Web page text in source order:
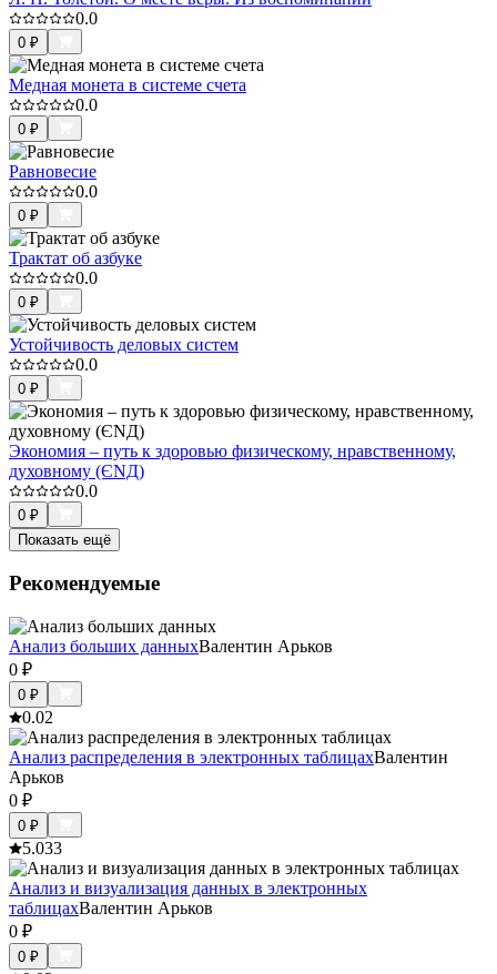
0.0
0 ₽
Медная монета в системе счета
0.0
0 ₽
Равновесие
0.0
0 ₽
Трактат об азбуке
0.0
0 ₽
Устойчивость деловых систем
0.0
0 ₽
Экономия – путь к здоровью физическому, нравственному,
духовному (ЄΝД)
0.0
0 ₽
Показать ещё
Рекомендуемые
Анализ больших данныхВалентин Арьков
0 ₽
0 ₽
0.02
Анализ распределения в электронных таблицахВалентин
Арьков
0 ₽
0 ₽
5.033
Анализ и визуализация данных в электронных
таблицахВалентин Арьков
0 ₽
0 ₽